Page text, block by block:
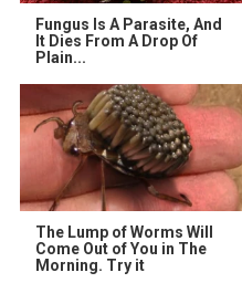
Fungus Is A Parasite, And
It Dies From A Drop Of
Plain...
The Lump of Worms Will
Come Out of You in The
Morning. Try it